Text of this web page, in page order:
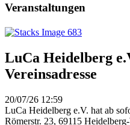
Veranstaltungen
LuCa Heidelberg
Vereinsadresse
20/07/26 12:59
LuCa Heidelberg e.V. hat ab
Römerstr. 23, 69115 Heidelberg-